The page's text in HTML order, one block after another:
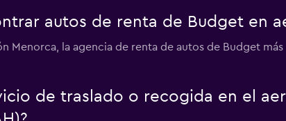
autos de renta de Budget en
Menorca, la agencia de renta de autos de Budget
de traslado o recogida en el